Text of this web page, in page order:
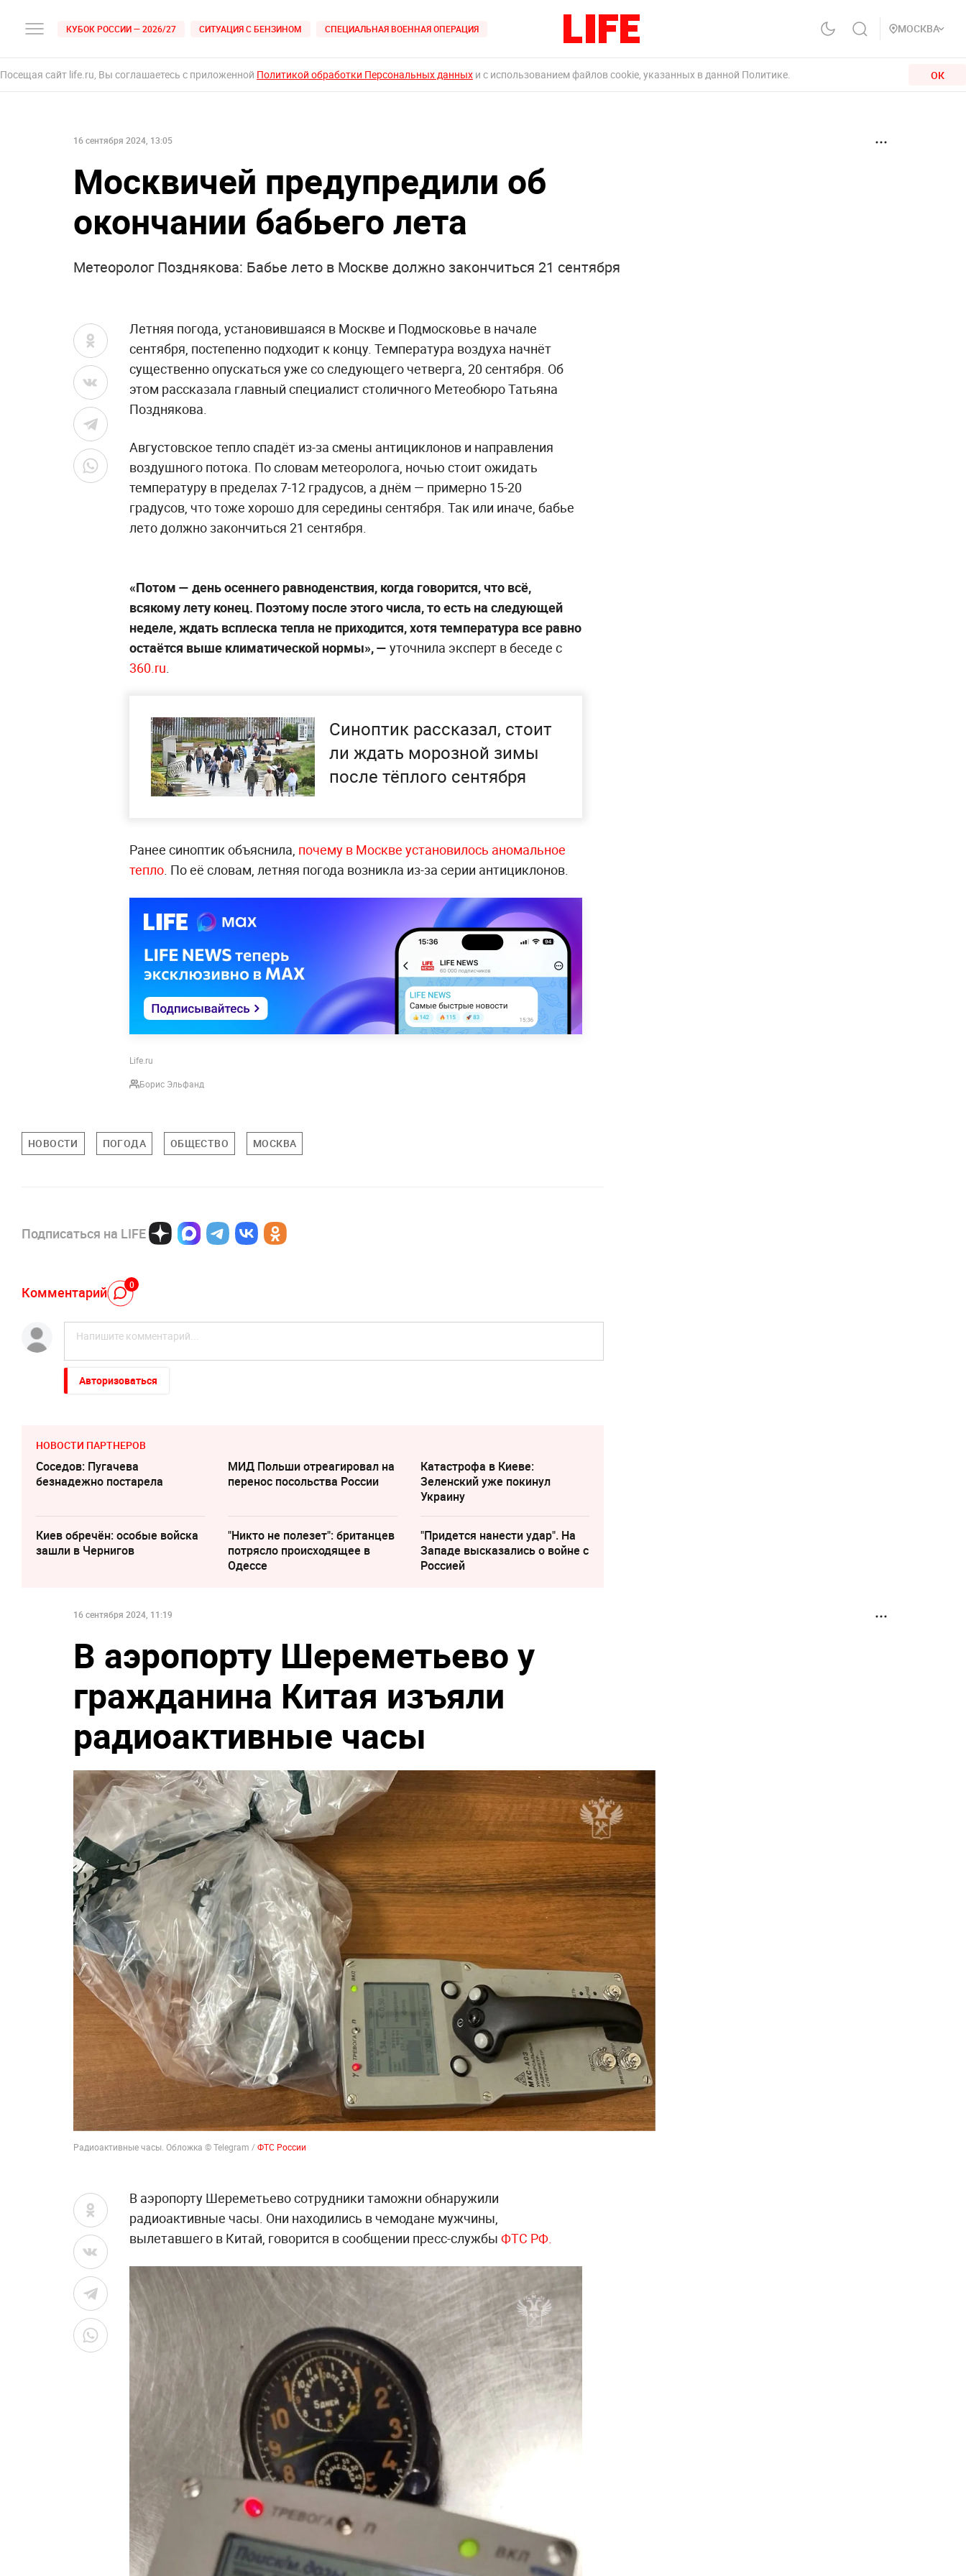
КУБОК РОССИИ — 2026/27 СИТУАЦИЯ С БЕНЗИНОМ СПЕЦИАЛЬНАЯ ВОЕННАЯ ОПЕРАЦИЯ МОСКВА
Посещая сайт life.ru, Вы соглашаетесь с приложенной Политикой обработки Персональных данных и с использованием файлов cookie, указанных в данной Политике. ОК
16 сентября 2024, 13:05
Москвичей предупредили об
окончании бабьего лета
Метеоролог Позднякова: Бабье лето в Москве должно закончиться 21 сентября
Летняя погода, установившаяся в Москве и Подмосковье в начале
сентября, постепенно подходит к концу. Температура воздуха начнёт
существенно опускаться уже со следующего четверга, 20 сентября. Об
этом рассказала главный специалист столичного Метеобюро Татьяна
Позднякова.
Августовское тепло спадёт из-за смены антициклонов и направления
воздушного потока. По словам метеоролога, ночью стоит ожидать
температуру в пределах 7-12 градусов, а днём — примерно 15-20
градусов, что тоже хорошо для середины сентября. Так или иначе, бабье
лето должно закончиться 21 сентября.
«Потом — день осеннего равноденствия, когда говорится, что всё,
всякому лету конец. Поэтому после этого числа, то есть на следующей
неделе, ждать всплеска тепла не приходится, хотя температура все равно
остаётся выше климатической нормы», — уточнила эксперт в беседе с
360.ru.
Синоптик рассказал, стоит
ли ждать морозной зимы
после тёплого сентября
Ранее синоптик объяснила, почему в Москве установилось аномальное
тепло. По её словам, летняя погода возникла из-за серии антициклонов.
Life.ru
Борис Эльфанд
НОВОСТИ ПОГОДА ОБЩЕСТВО МОСКВА
Подписаться на LIFE
Комментарий 0
Авторизоваться
НОВОСТИ ПАРТНЕРОВ
Соседов: Пугачева
безнадежно постарела
МИД Польши отреагировал на
перенос посольства России
Катастрофа в Киеве:
Зеленский уже покинул
Украину
Киев обречён: особые войска
зашли в Чернигов
"Никто не полезет": британцев
потрясло происходящее в
Одессе
"Придется нанести удар". На
Западе высказались о войне с
Россией
16 сентября 2024, 11:19
В аэропорту Шереметьево у
гражданина Китая изъяли
радиоактивные часы
Радиоактивные часы. Обложка © Telegram /ФТС России
В аэропорту Шереметьево сотрудники таможни обнаружили
радиоактивные часы. Они находились в чемодане мужчины,
вылетавшего в Китай, говорится в сообщении пресс-службы ФТС РФ.